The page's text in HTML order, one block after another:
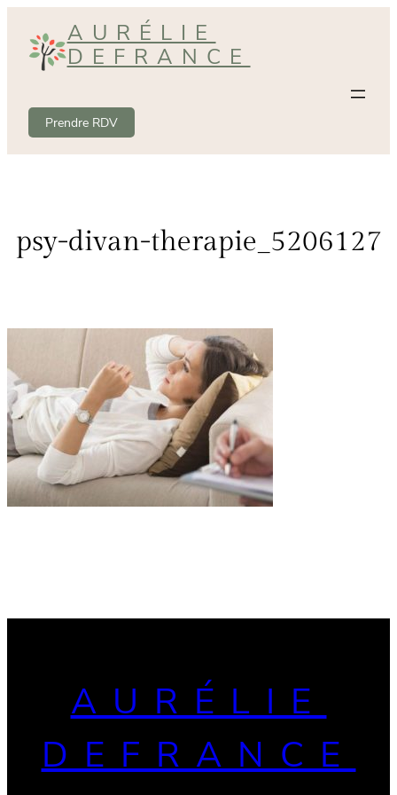
contenu
AURÉLIE
DEFRANCE
Prendre RDV
psy-divan-therapie_5206127
AURÉLIE
DEFRANCE